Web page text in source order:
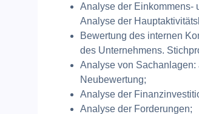
Analyse der Einkommens-
Analyse der
Bewertung des internen
des Unternehmens.
Analyse von
Neubewertung;
Analyse der
Analyse der Forderungen;